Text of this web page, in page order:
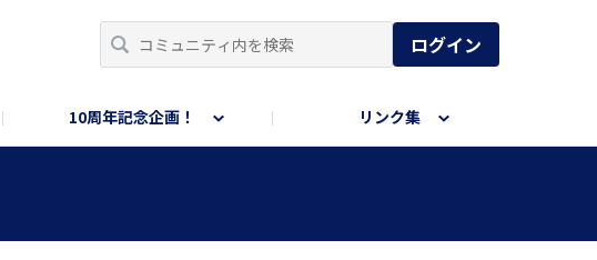
ログイン
10周年記念企画！ リンク集